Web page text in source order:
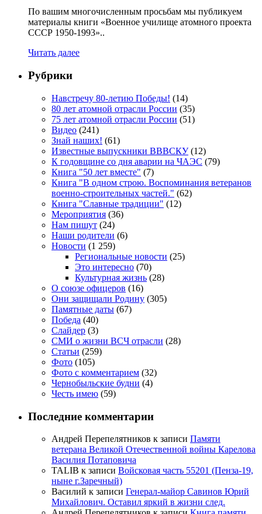
По вашим многочисленным просьбам мы публикуем
материалы книги «Военное училище атомного проекта
СССР 1950-1993»..
Читать далее
Рубрики
Навстречу 80-летию Победы! (14)
80 лет атомной отрасли России (35)
75 лет атомной отрасли России (51)
Видео (241)
Знай наших! (61)
Известные выпускники ВВВСКУ(12)
К годовщине со дня аварии на ЧАЭС (79)
Книга "50 лет вместе" (7)
Книга "В одном строю. Воспоминания ветеранов
военно-строительных частей." (62)
Книга "Славные традиции" (12)
Мероприятия (36)
Нам пишут (24)
Наши родители (6)
Новости (1 259)
Региональные новости (25)
Это интересно (70)
Культурная жизнь (28)
О союзе офицеров (16)
Они защищали Родину (305)
Памятные даты (67)
Победа (40)
Слайдер (3)
СМИ о жизни ВСЧ отрасли (28)
Статьи (259)
Фото (105)
Фото с комментарием (32)
Чернобыльские будни (4)
Честь имею (59)
Последние комментарии
Андрей Перепелятников к записи Памяти
ветерана Великой Отечественной войны Карелова
Василия Потаповича
TALIB к записи Войсковая часть 55201 (Пенза-19,
ныне г.Заречный)
Василий к записи Генерал-майор Савинов Юрий
Михайлович. Оставил яркий в жизни след.